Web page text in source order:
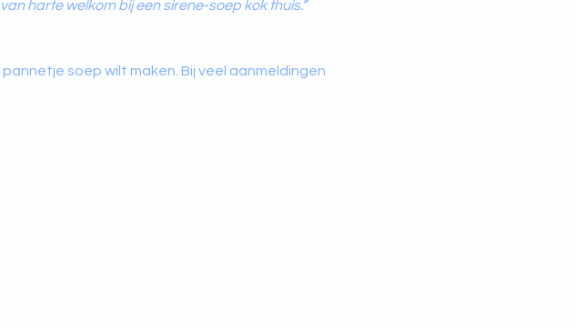
harte welkom bij een sirene-soep kok thuis.”
soep wilt maken. Bij veel aanmeldingen